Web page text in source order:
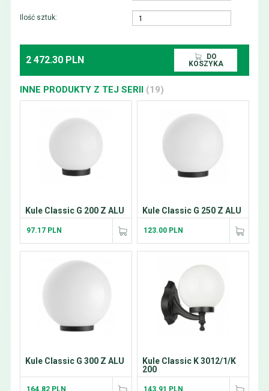
Ilość sztuk:
2 472.30 PLN
DO
KOSZYKA
INNE PRODUKTY Z TEJ SERII (19)
Kule Classic G 200 Z ALU
97.17 PLN
Kule Classic G 250 Z ALU
123.00 PLN
Kule Classic G 300 Z ALU
Kule Classic K 3012/1/K
200